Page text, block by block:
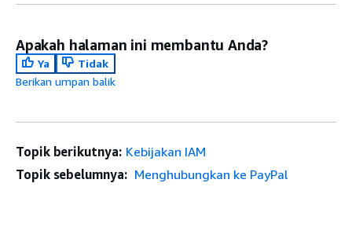
Apakah halaman ini membantu Anda?
Ya
Tidak
Berikan umpan balik
Topik berikutnya: Kebijakan IAM
Topik sebelumnya: Menghubungkan ke PayPal